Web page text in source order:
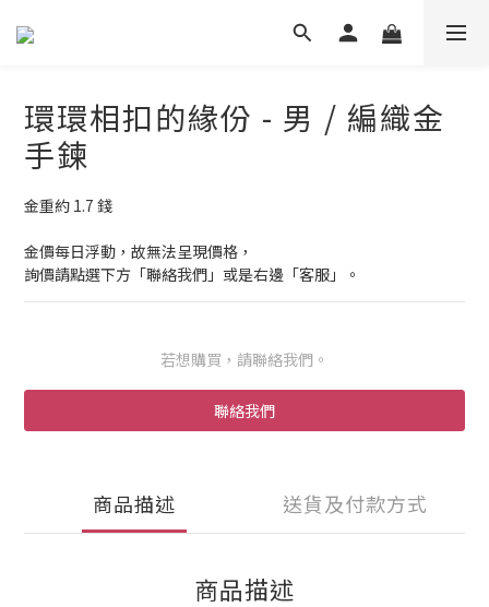
環環相扣的緣份 - 男 / 編織金
手鍊
金重約 1.7 錢
金價每日浮動，故無法呈現價格，
詢價請點選下方「聯絡我們」或是右邊「客服」。
若想購買，請聯絡我們。
聯絡我們
商品描述 送貨及付款方式
商品描述